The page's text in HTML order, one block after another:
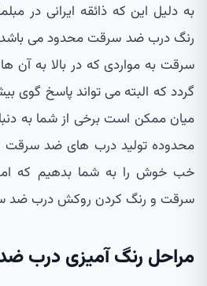
به دلیل این که ذائقه ایرانی در
رنگ درب ضد سرقت محدود می
سرقت به مواردی که در بالا به آن
گردد که البته می تواند پاسخ گوی
میان ممکن است برخی از شما به
محدوده تولید درب های ضد سرقت
خب خوش را به شما بدهیم که
سرقت و رنگ کردن روکش درب ضد
مراحل رنگ آمیزی درب